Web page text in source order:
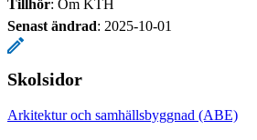
Tillhör: Om KTH
Senast ändrad: 2025-10-01
Skolsidor
Arkitektur och samhällsbyggnad (ABE)